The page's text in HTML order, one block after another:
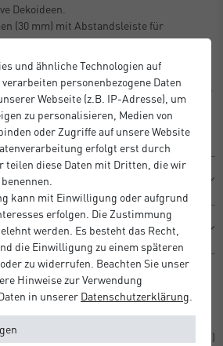
Dekoideen.
(30 mm) mit Abstandsleiste für
elegant in Szene.
Aufsteller (bis DIN A4) oder Aufhänger für
zertifiziertes Holz.
(1)
und ähnliche Technologien auf
personenbezogene Daten
Webseite (z.B. IP-Adresse), um
zu personalisieren, Medien von
oder Zugriffe auf unsere Website
erfolgt erst durch
teilen diese Daten mit Dritten, die wir
kann mit Einwilligung oder aufgrund
erfolgen. Die Zustimmung
werden. Es besteht das Recht,
die Einwilligung zu einem späteren
zu widerrufen. Beachten Sie unser
Hinweise zur Verwendung
in unserer Daten­schutz­erklärung